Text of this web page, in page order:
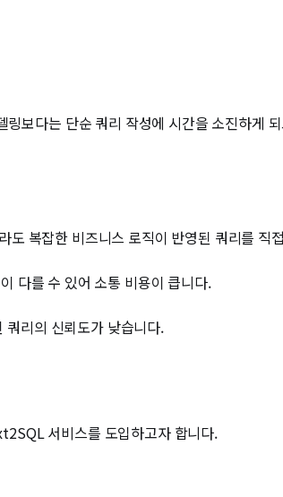
보다는 단순 쿼리 작성에 시간을 소진하게
복잡한 비즈니스 로직이 반영된 쿼리를 직
다를 수 있어 소통 비용이 큽니다.
리의 신뢰도가 낮습니다.
서비스를 도입하고자 합니다.